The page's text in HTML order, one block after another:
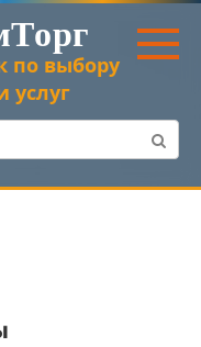
по выбору
услуг